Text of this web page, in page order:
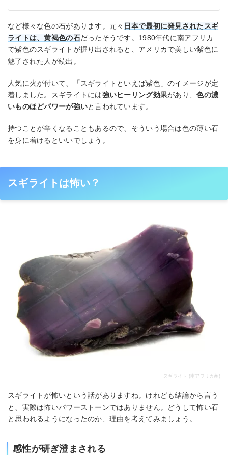
など様々な色の石があります。元々 日本で最初に発見されたスギ
ライトは、黄褐色の石だったそうです。1980年代に南アフリカ
で紫色のスギライトが掘り出されると、アメリカで美しい紫色に
魅了された人が続出。
人気に火が付いて、「スギライトといえば紫色」のイメージが定
着しました。スギライトには強いヒーリング効果があり、色の濃
いものほどパワーが強いと言われています。
持つことが辛くなることもあるので、そういう場合は色の薄い石
を身に着けるといいでしょう。
スギライトは怖い？
スギライト (南アフリカ産)
スギライトが怖いという話がありますね。けれども結論から言う
と、実際は怖いパワーストーンではありません。どうして怖い石
と思われるようになったのか、理由を考えてみましょう。
感性が研ぎ澄まされる